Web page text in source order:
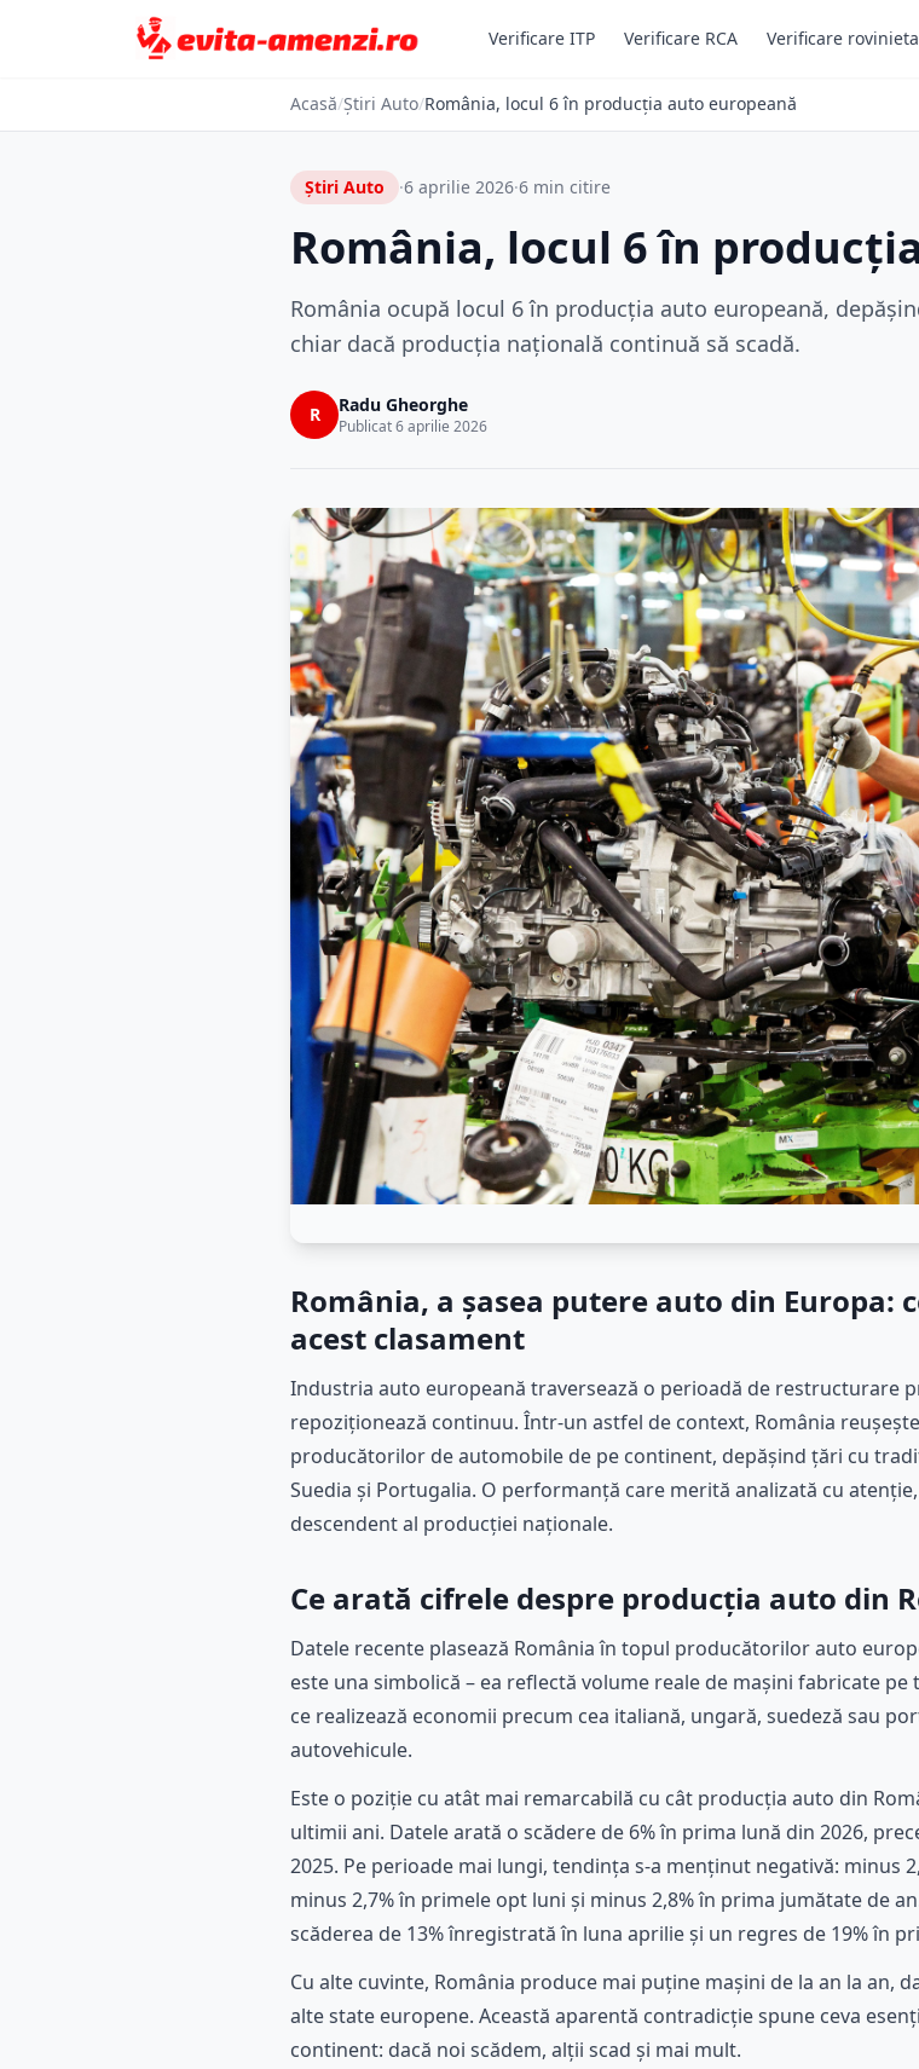
Verificare ITP Verificare RCA Verificare rovinieta
Acasă/Știri Auto/România, locul 6 în producția auto europeană
Știri Auto ·6 aprilie 2026·6 min citire
România, locul 6 în
România ocupă locul 6 în producția auto europeană,
chiar dacă producția națională continuă să scadă.
R Radu Gheorghe
Publicat 6 aprilie 2026
România, a șasea putere auto din Europa:
acest clasament
Industria auto europeană traversează o perioadă de restructurare
repoziționează continuu. Într-un astfel de context, România
producătorilor de automobile de pe continent, depășind țări cu
Suedia și Portugalia. O performanță care merită analizată cu
descendent al producției naționale.
Ce arată cifrele despre producția auto din
Datele recente plasează România în topul producătorilor auto
este una simbolică – ea reflectă volume reale de mașini fabricate
ce realizează economii precum cea italiană, ungară, suedeză sau
autovehicule.
Este o poziție cu atât mai remarcabilă cu cât producția auto din
ultimii ani. Datele arată o scădere de 6% în prima lună din 2026,
2025. Pe perioade mai lungi, tendința s-a menținut negativă: minus
minus 2,7% în primele opt luni și minus 2,8% în prima jumătate de
scăderea de 13% înregistrată în luna aprilie și un regres de 19% în
Cu alte cuvinte, România produce mai puține mașini de la an la an,
alte state europene. Această aparentă contradicție spune ceva
continent: dacă noi scădem, alții scad și mai mult.